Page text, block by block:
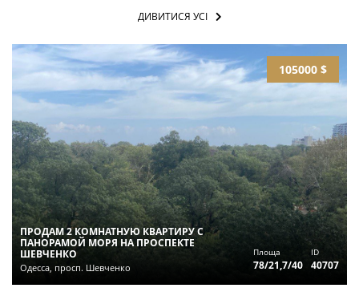
ДИВИТИСЯ УСІ
105000 $
ПРОДАМ 2 КОМНАТНУЮ КВАРТИРУ С
ПАНОРАМОЙ МОРЯ НА ПРОСПЕКТЕ
ШЕВЧЕНКО
Одесса, просп. Шевченко
Площа
78/21,7/40
ID
40707